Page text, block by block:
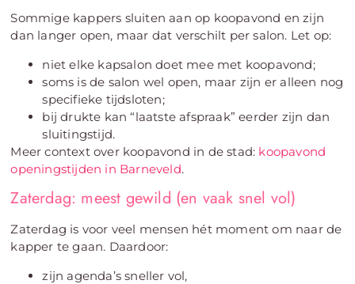
Sommige kappers sluiten aan op koopavond en zijn
dan langer open, maar dat verschilt per salon. Let op:
niet elke kapsalon doet mee met koopavond;
soms is de salon wel open, maar zijn er alleen nog
specifieke tijdsloten;
bij drukte kan “laatste afspraak” eerder zijn dan
sluitingstijd.
Meer context over koopavond in de stad: koopavond
openingstijden in Barneveld.
Zaterdag: meest gewild (en vaak snel vol)
Zaterdag is voor veel mensen hét moment om naar de
kapper te gaan. Daardoor:
zijn agenda’s sneller vol,